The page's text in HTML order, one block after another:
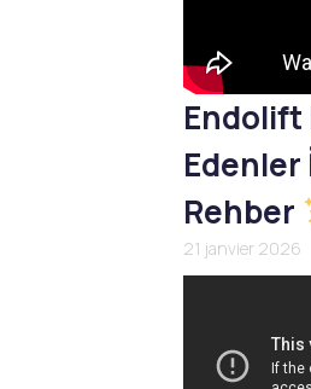
Endolift
Edenler
Rehber
21 janvier 2026